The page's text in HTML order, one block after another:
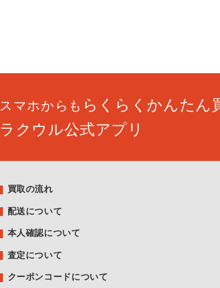
スマホからも らくらくかんたん
ラクウル公式アプリ
買取の流れ
配送について
本人確認について
査定について
クーポンコードについて